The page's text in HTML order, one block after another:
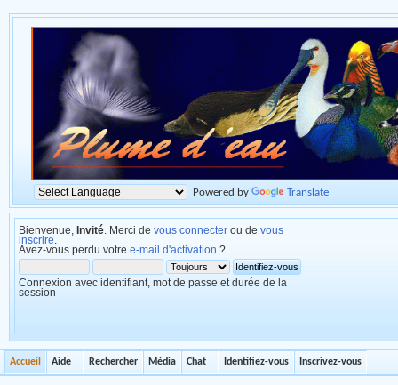
Powered by Translate
Bienvenue, Invité . Merci de vous connecter ou de vous
inscrire
Avez-vous perdu votre e-mail d'activation ?
Connexion avec identifiant, mot de passe et durée de la
session
Accueil Aide Rechercher Média Chat Identifiez-vous Inscrivez-vous